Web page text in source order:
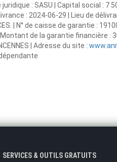
: SASU | Capital social : 7
: 2024-06-29 | Lieu de
| N° de caisse de garantie :
de la garantie financière :
| Adresse du site :
SERVICES & OUTILS GRATUITS